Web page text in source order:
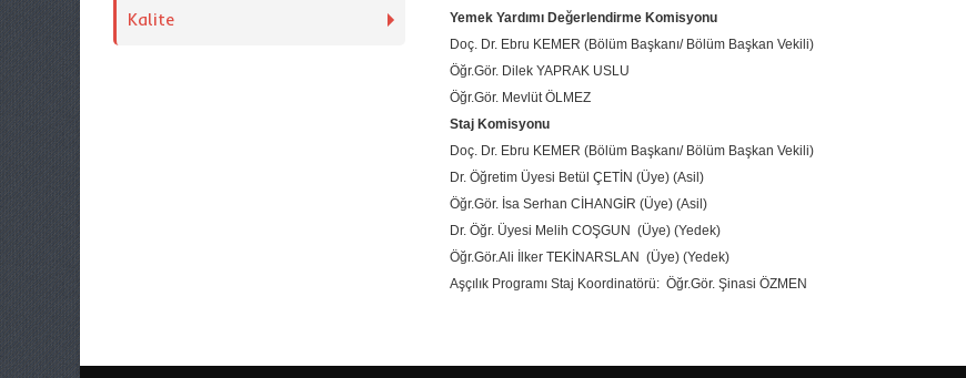
Kalite
Yemek Yardımı Değerlendirme Komisyonu
Doç. Dr. Ebru KEMER (Bölüm Başkanı/ Bölüm Başkan Vekili)
Öğr.Gör. Dilek YAPRAK USLU
Öğr.Gör. Mevlüt ÖLMEZ
Staj Komisyonu
Doç. Dr. Ebru KEMER (Bölüm Başkanı/ Bölüm Başkan Vekili)
Dr. Öğretim Üyesi Betül ÇETİN (Üye) (Asil)
Öğr.Gör. İsa Serhan CİHANGİR (Üye) (Asil)
Dr. Öğr. Üyesi Melih COŞGUN (Üye) (Yedek)
Öğr.Gör.Ali İlker TEKİNARSLAN (Üye) (Yedek)
Aşçılık Programı Staj Koordinatörü: Öğr.Gör. Şinasi ÖZMEN